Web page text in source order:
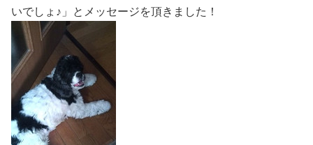
いでしょ♪」とメッセージを頂きました！